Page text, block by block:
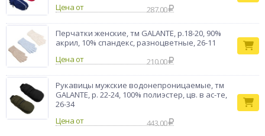
Цена от
287.00
Перчатки женские, тм GALANTE, р.18-20, 90%
акрил, 10% спандекс, разноцветные, 26-11
Цена от
210.00
Рукавицы мужские водонепроницаемые, тм
GALANTE, р. 22-24, 100% полиэстер, цв. в ас-те,
26-34
Цена от
443.00